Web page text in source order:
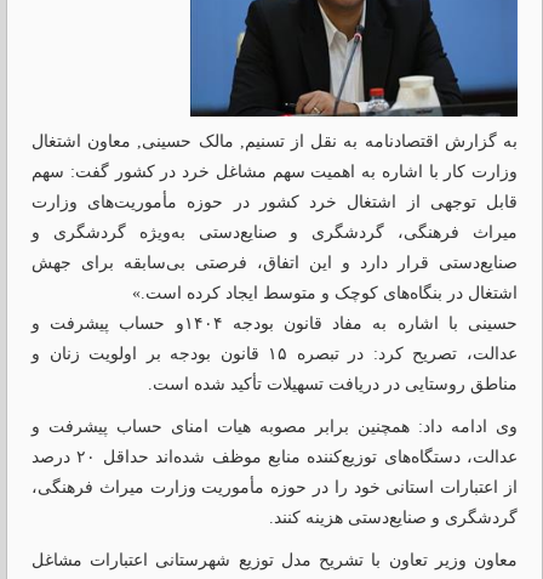
به گزارش اقتصادنامه به نقل از تسنیم, مالک حسینی, معاون اشتغال
وزارت کار با اشاره به اهمیت سهم مشاغل خرد در کشور گفت: سهم
قابل توجهی از اشتغال خرد کشور در حوزه مأموریت‌های وزارت
میراث فرهنگی، گردشگری و صنایع‌دستی به‌ویژه گردشگری و
صنایع‌دستی قرار دارد و این اتفاق، فرصتی بی‌سابقه برای جهش
اشتغال در بنگاه‌های کوچک و متوسط ایجاد کرده است.»
حسینی با اشاره به مفاد قانون بودجه ۱۴۰۴و حساب پیشرفت و
عدالت، تصریح کرد: در تبصره ۱۵ قانون بودجه بر اولویت زنان و
مناطق روستایی در دریافت تسهیلات تأکید شده است.
وی ادامه داد: همچنین برابر مصوبه هیات امنای حساب پیشرفت و
عدالت، دستگاه‌های توزیع‌کننده منابع موظف شده‌اند حداقل ۲۰ درصد
از اعتبارات استانی خود را در حوزه مأموریت وزارت میراث فرهنگی،
گردشگری و صنایع‌دستی هزینه کنند.
معاون وزیر تعاون با تشریح مدل توزیع شهرستانی اعتبارات مشاغل